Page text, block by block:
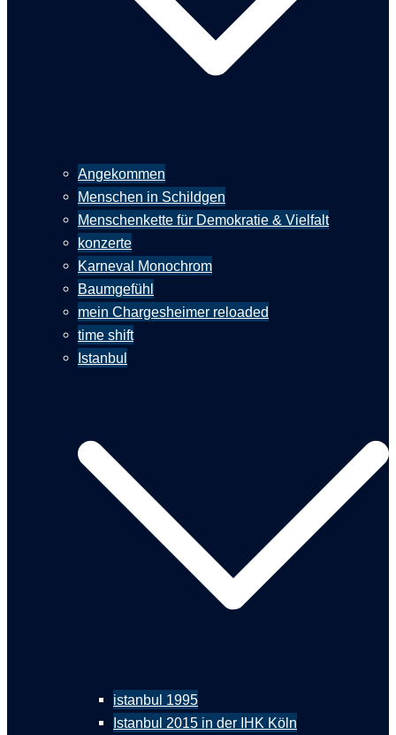
Angekommen
Menschen in Schildgen
Menschenkette für Demokratie & Vielfalt
konzerte
Karneval Monochrom
Baumgefühl
mein Chargesheimer reloaded
time shift
Istanbul
istanbul 1995
Istanbul 2015 in der IHK Köln